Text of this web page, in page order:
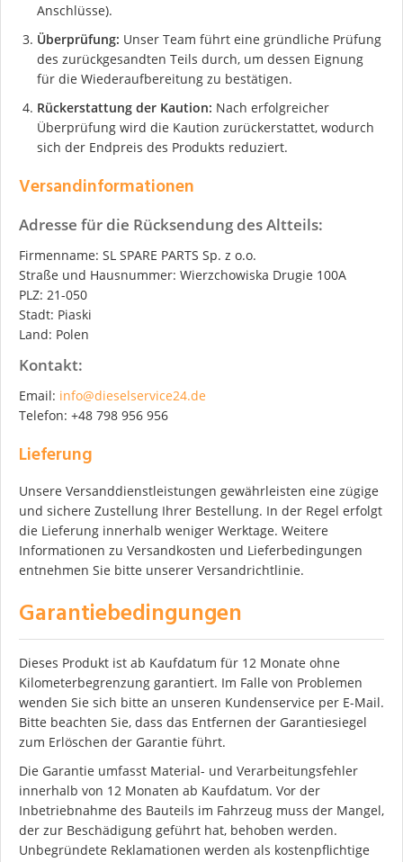
Anschlüsse).
Überprüfung: Unser Team führt eine gründliche Prüfung
des zurückgesandten Teils durch, um dessen Eignung
für die Wiederaufbereitung zu bestätigen.
Rückerstattung der Kaution: Nach erfolgreicher
Überprüfung wird die Kaution zurückerstattet, wodurch
sich der Endpreis des Produkts reduziert.
Versandinformationen
Adresse für die Rücksendung des Altteils:
Firmenname: SL SPARE PARTS Sp. z o.o.
Straße und Hausnummer: Wierzchowiska Drugie 100A
PLZ: 21-050
Stadt: Piaski
Land: Polen
Kontakt:
Email: info@dieselservice24.de
Telefon: +48 798 956 956
Lieferung
Unsere Versanddienstleistungen gewährleisten eine zügige
und sichere Zustellung Ihrer Bestellung. In der Regel erfolgt
die Lieferung innerhalb weniger Werktage. Weitere
Informationen zu Versandkosten und Lieferbedingungen
entnehmen Sie bitte unserer Versandrichtlinie.
Garantiebedingungen
Dieses Produkt ist ab Kaufdatum für 12 Monate ohne
Kilometerbegrenzung garantiert. Im Falle von Problemen
wenden Sie sich bitte an unseren Kundenservice per E-Mail.
Bitte beachten Sie, dass das Entfernen der Garantiesiegel
zum Erlöschen der Garantie führt.
Die Garantie umfasst Material- und Verarbeitungsfehler
innerhalb von 12 Monaten ab Kaufdatum. Vor der
Inbetriebnahme des Bauteils im Fahrzeug muss der Mangel,
der zur Beschädigung geführt hat, behoben werden.
Unbegründete Reklamationen werden als kostenpflichtige